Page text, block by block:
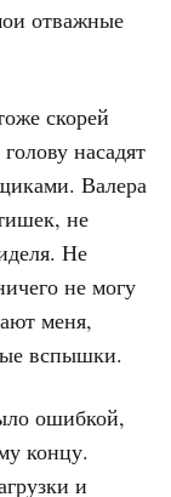
отважные
скорей
насадят
Валера
не
Не
не могу
меня,
вспышки.
ошибкой,
концу.
и